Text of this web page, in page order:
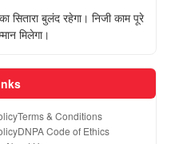
सितारा बुलंद रहेगा। निजी काम पूरे
मिलेगा।
Terms & Conditions
DNPA Code of Ethics